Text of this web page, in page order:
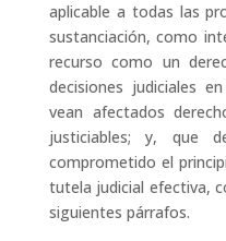
aplicable a todas las
sustanciación, como
recurso como un
decisiones judiciales
vean afectados
justiciables; y, que
comprometido el
tutela judicial efectiva,
siguientes párrafos.